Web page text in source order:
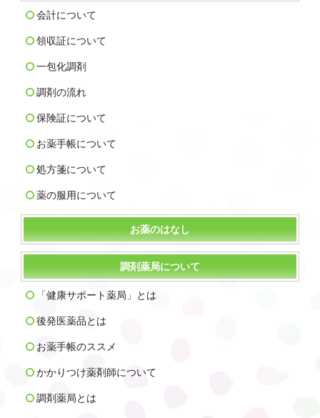
会計について
領収証について
一包化調剤
調剤の流れ
保険証について
お薬手帳について
処方箋について
薬の服用について
お薬のはなし
調剤薬局について
「健康サポート薬局」とは
後発医薬品とは
お薬手帳のススメ
かかりつけ薬剤師について
調剤薬局とは